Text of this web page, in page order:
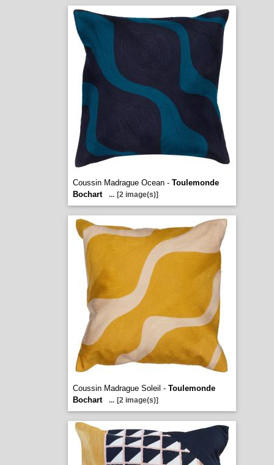
Coussin Madrague Ocean - Toulemonde
Bochart
... [2 image(s)]
Coussin Madrague Soleil - Toulemonde
Bochart
... [2 image(s)]